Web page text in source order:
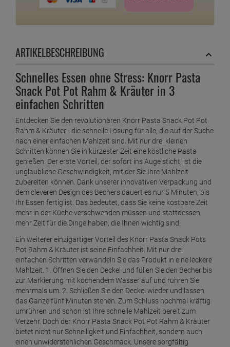
ARTIKELBESCHREIBUNG
Schnelles Essen ohne Stress: Knorr Pasta
Snack Pot Pot Rahm & Kräuter in 3
einfachen Schritten
Entdecken Sie den revolutionären Knorr Pasta Snack Pot Pot
Rahm & Kräuter - die schnelle Lösung für alle, die auf der Suche
nach einer einfachen Mahlzeit sind. Mit nur drei kleinen
Schritten können Sie in kürzester Zeit eine köstliche Pasta
genießen. Der erste Vorteil, der sofort ins Auge sticht, ist die
unglaubliche Geschwindigkeit, mit der Sie Ihre Mahlzeit
zubereiten können. Dank unserer innovativen Verpackung und
dem cleveren Design des Bechers dauert es nur 5 Minuten, bis
Ihr Essen fertig ist. Das bedeutet, dass Sie keine kostbare Zeit
mehr in der Küche verschwenden müssen und stattdessen
mehr Zeit für die Dinge haben, die Ihnen wichtig sind.
Ein weiterer einzigartiger Vorteil des Knorr Pasta Snack Pots
Pot Rahm & Kräuter ist seine Einfachheit. Mit nur drei
einfachen Schritten verwandeln Sie das Produkt in eine leckere
Mahlzeit. 1. Öffnen Sie den Deckel und füllen Sie den Becher bis
zur Markierung mit kochendem Wasser auf und rühren Sie
mehrmals um. 2. Schließen Sie den Deckel wieder und lassen
das Ganze fünf Minuten stehen. Zum Schluss nochmal kräftig
umrühren und schon ist Ihre schnelle Mahlzeit bereit zum
Verzehr. Doch der Knorr Pasta Snack Pot Pot Rahm & Kräuter
bietet nicht nur Schnelligkeit und Einfachheit, sondern auch
einen unwiderstehlichen Geschmack. Unsere sorgfältig